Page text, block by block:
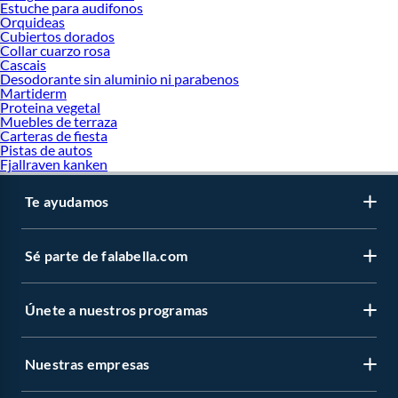
Estuche para audifonos
Orquideas
Cubiertos dorados
Collar cuarzo rosa
Cascais
Desodorante sin aluminio ni parabenos
Martiderm
Proteina vegetal
Muebles de terraza
Carteras de fiesta
Pistas de autos
Fjallraven kanken
Te ayudamos
Sé parte de falabella.com
Únete a nuestros programas
Nuestras empresas